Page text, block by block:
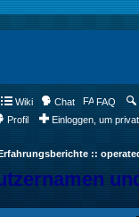
Wiki Chat FAQ
Profil
Einloggen, um
::